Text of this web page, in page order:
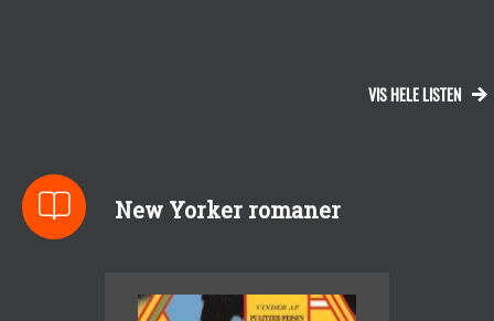
VIS HELE LISTEN
New Yorker romaner